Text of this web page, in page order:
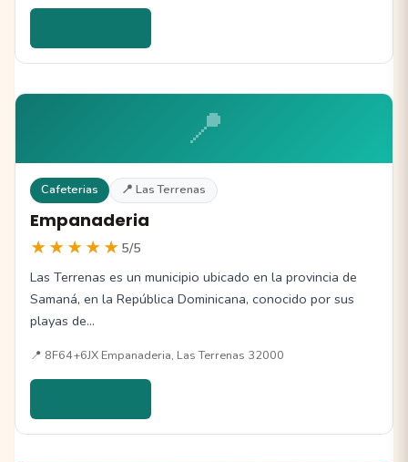
📍
Cafeterias 📍 Las Terrenas
Empanaderia
★★★★★ 5/5
Las Terrenas es un municipio ubicado en la provincia de
Samaná, en la República Dominicana, conocido por sus
playas de…
📍 8F64+6JX Empanaderia, Las Terrenas 32000